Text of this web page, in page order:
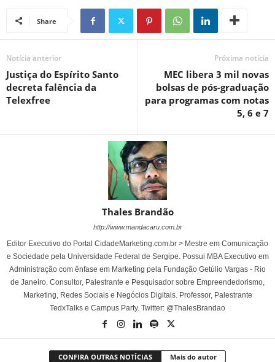
Share
Notícia anterior
Justiça do Espírito Santo
decreta falência da
Telexfree
Próxima notícia
MEC libera 3 mil novas
bolsas de pós-graduação
para programas com notas
5, 6 e 7
Thales Brandão
http://www.mandacaru.com.br
Editor Executivo do Portal CidadeMarketing.com.br > Mestre em Comunicação
e Sociedade pela Universidade Federal de Sergipe. Possui MBA Executivo em
Administração com ênfase em Marketing pela Fundação Getúlio Vargas - Rio
de Janeiro. Consultor, Palestrante e Pesquisador sobre Empreendedorismo,
Marketing, Redes Sociais e Negócios Digitais. Professor, Palestrante
TedxTalks e Campus Party. Twitter: @ThalesBrandao
CONFIRA OUTRAS NOTÍCIAS Mais do autor